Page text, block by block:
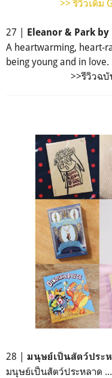
>> รีวิวเต็ม
27 | Eleanor & Park by
A heartwarming, heart-
being young and in love.
>>รีวิวฉบั
28 | มนุษย์เป็นสัตว์ประ
มนุษย์เป็นสัตว์ประหลาด